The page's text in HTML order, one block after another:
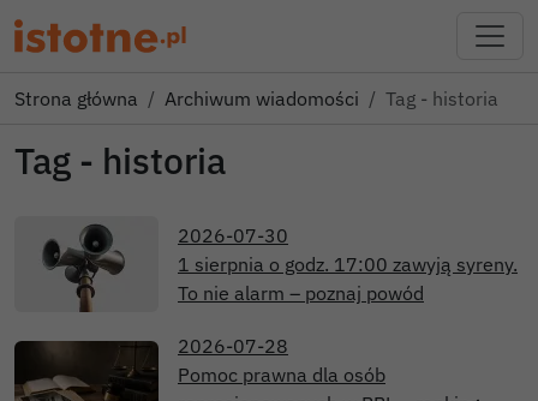
Strona główna Archiwum wiadomości Tag - historia
Tag - historia
2026-07-30
1 sierpnia o godz. 17:00 zawyją syreny.
To nie alarm – poznaj powód
2026-07-28
Pomoc prawna dla osób